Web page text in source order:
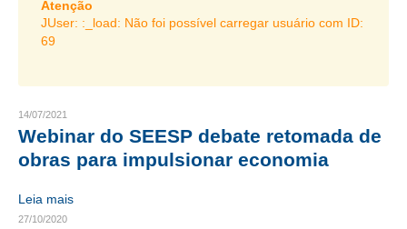
SUBSEDES SINDICAIS
ORGANOGRAMA
HISTÓRICO E ATUAÇÃO
Atenção
JUser: :_load: Não foi possível carregar usuário com ID:
69
14/07/2021
Webinar do SEESP debate retomada de
obras para impulsionar economia
Leia mais
27/10/2020